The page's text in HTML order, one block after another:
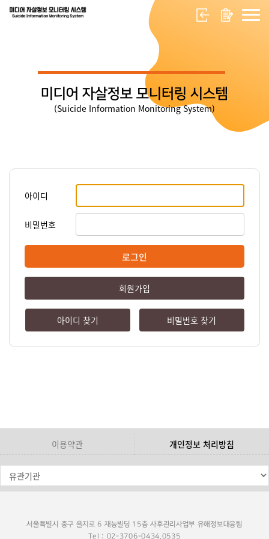
미디어 자살정보 모니터링 시스템
(Suicide Information Monitoring System)
아이디
비밀번호
로그인
회원가입
아이디 찾기 비밀번호 찾기
이용약관 개인정보 처리방침
서울특별시 중구 을지로 6 재능빌딩 15층 사후관리사업부 유해정보대응팀
Tel : 02-3706-0434,0535